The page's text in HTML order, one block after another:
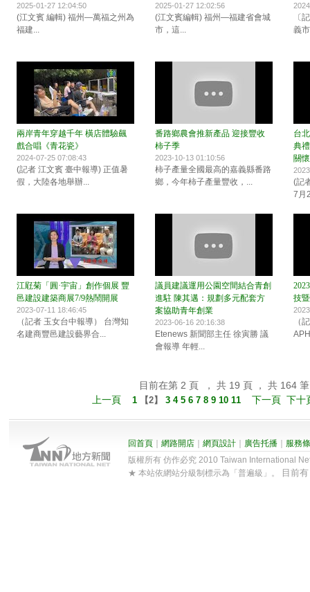
2025-01-27 12:04:50
(江文賓 編輯) 福州—萬福之州為
福建...
2025-01-27 12:02:56
(江文賓編輯) 福州—福建省會城
市，這...
〔
義
兩岸青年穿越千年 橫店體驗飆
戲合唱《青花瓷》
2024-07-25 07:08:43
(記者 江文賓 臺中報導) 正值暑
假，大陸各地舉辦...
番路鄉農會推新產品 迎接豐收
柿子季
2023-10-13 01:10:56
柿子產量全國最高的嘉義縣番路
鄉，今年柿子產量豐收，...
台
典
關
(記
7月
江屘菊「圓·宇宙」創作個展 豐
邑建設建築商展7/9熱鬧開展
2023-07-11 18:46:45
（記者 玉女台中報導） 台灣知
名建商豐邑建設藝界合...
議員建議運用公園空間結合青創
進駐 陳其邁：規劃多元配套方
案協助青年創業
2023-06-16 20:16:38
Etenews 新聞部主任 徐寅勝 議
會報導 年輕...
技
（
目前在第 2 頁 ， 共 19 頁 ， 共 164 筆
上一頁
1 【2】 3 4 5 6 7 8 9 10 11 下一頁 下十
回首頁 網路開店 網頁設計 廣告托播
服務
版權所有 仿作必究 2010 Taiwan International
★ 本站依網站分級制標示為「普遍級」。
目前